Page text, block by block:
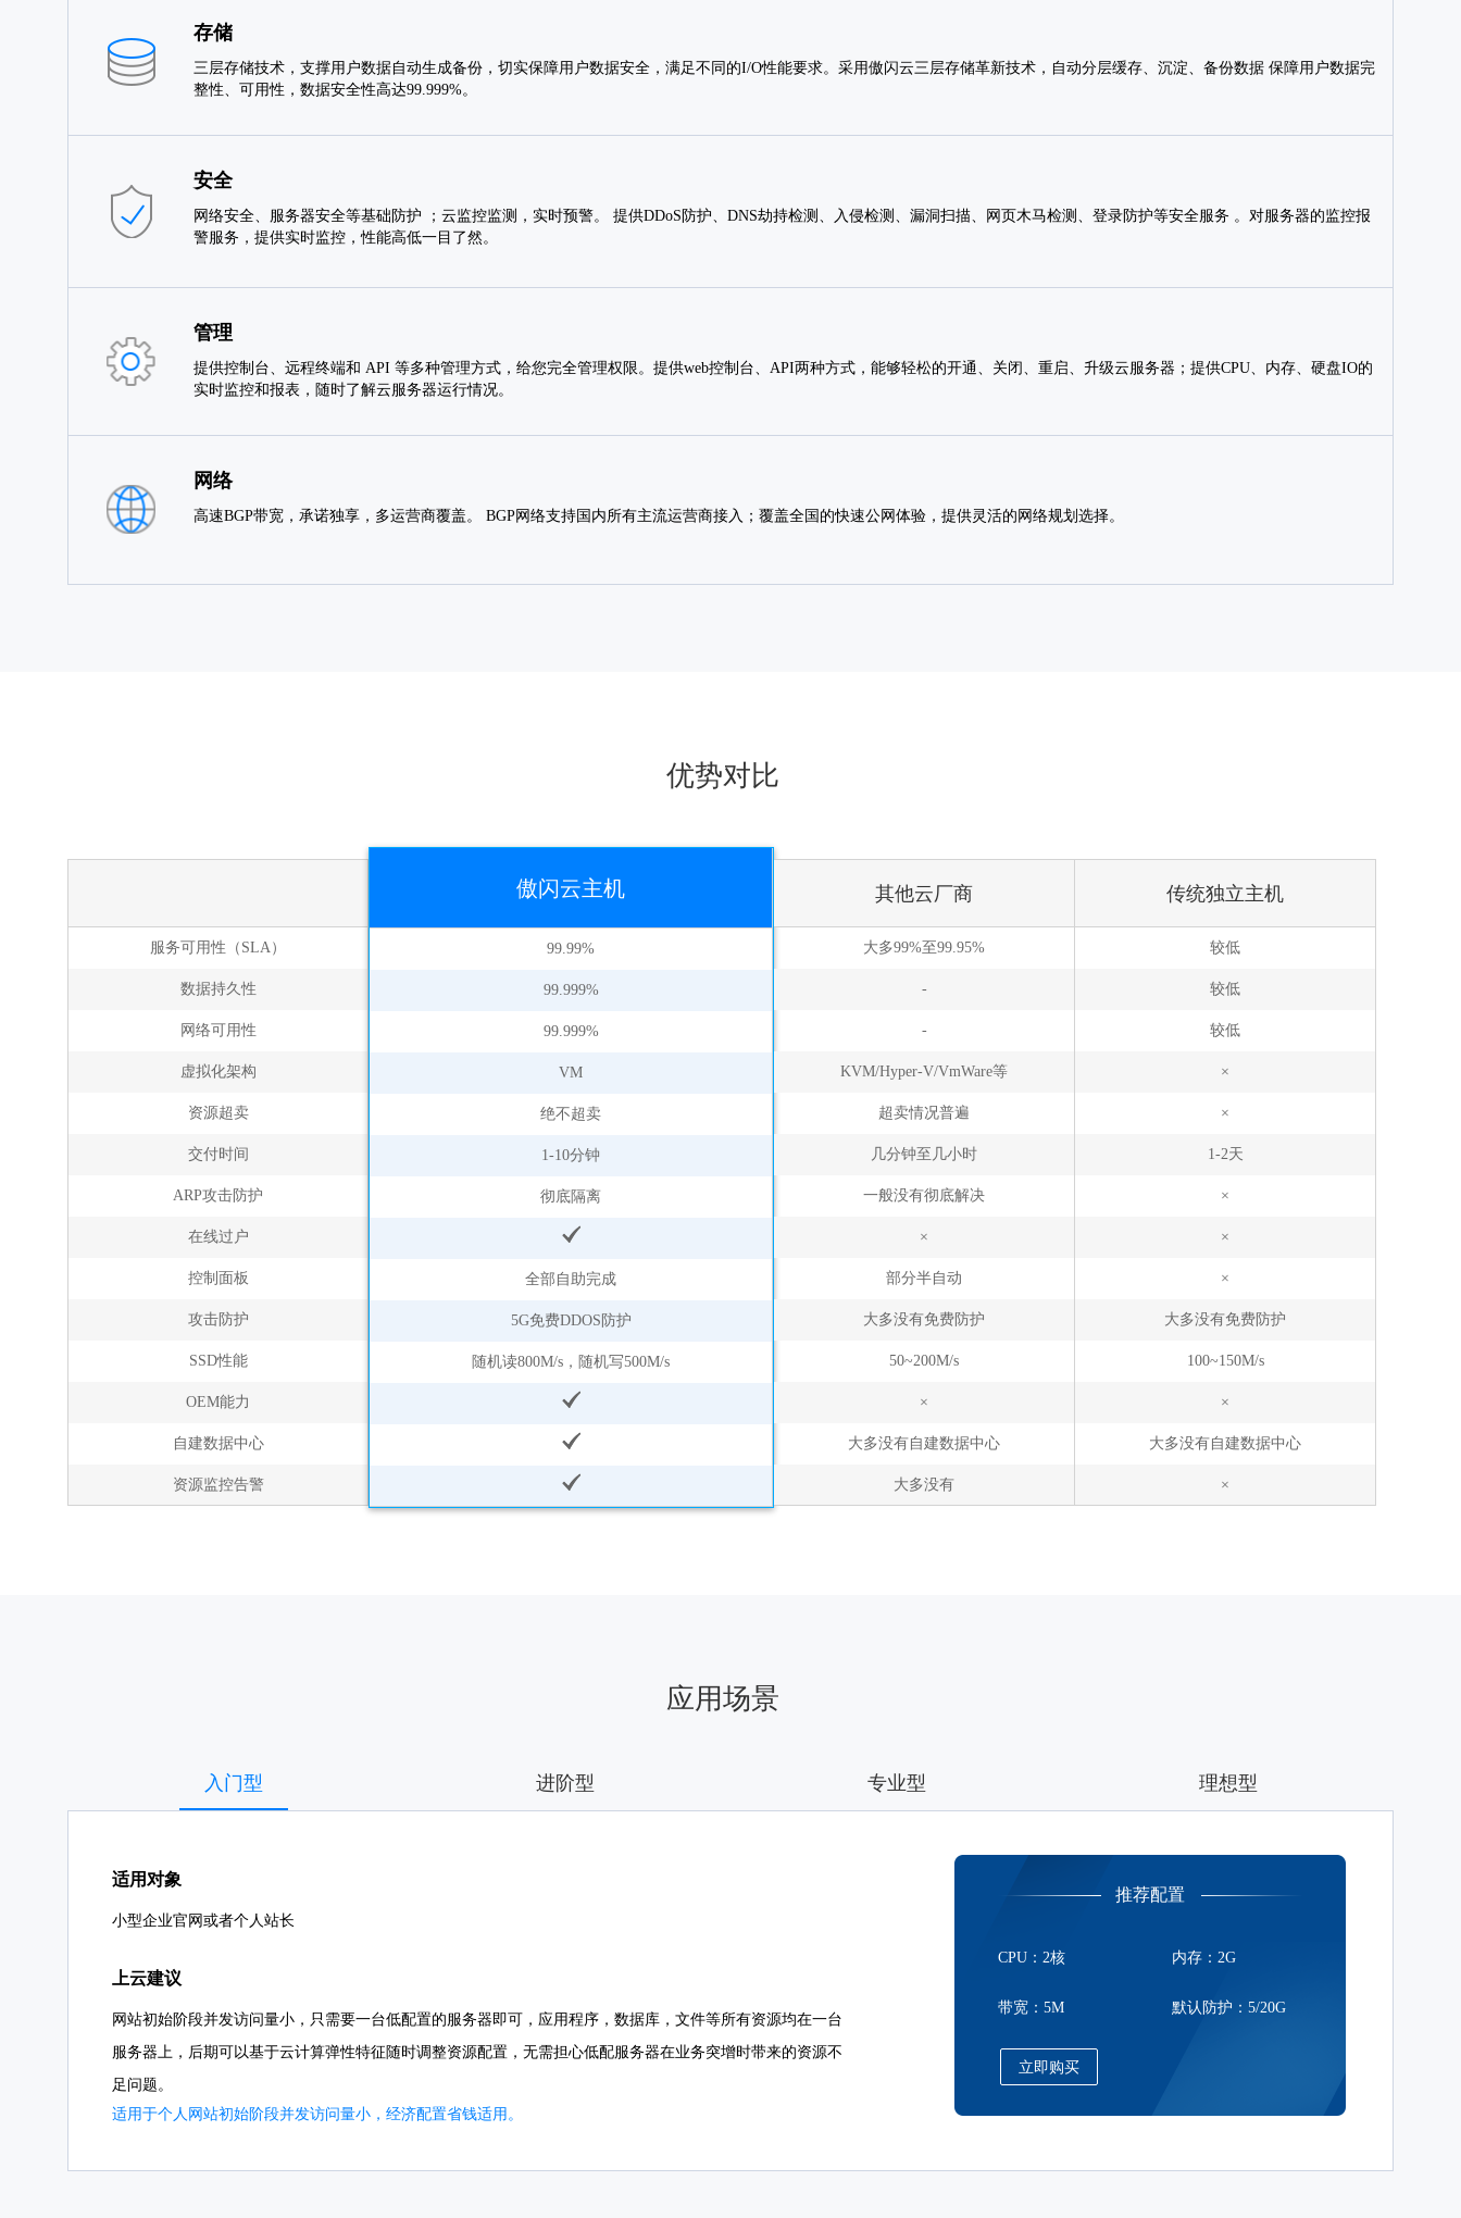
存储
三层存储技术，支撑用户数据自动生成备份，切实保障用户数据安全，满足不同的I/O性能要求。采用傲闪云三层存储革新技术，自动分层缓存、沉淀、备份数据 保障用户数据完
整性、可用性，数据安全性高达99.999%。
安全
网络安全、服务器安全等基础防护 ；云监控监测，实时预警。 提供DDoS防护、DNS劫持检测、入侵检测、漏洞扫描、网页木马检测、登录防护等安全服务 。对服务器的监控报
警服务，提供实时监控，性能高低一目了然。
管理
提供控制台、远程终端和 API 等多种管理方式，给您完全管理权限。提供web控制台、API两种方式，能够轻松的开通、关闭、重启、升级云服务器；提供CPU、内存、硬盘IO的
实时监控和报表，随时了解云服务器运行情况。
网络
高速BGP带宽，承诺独享，多运营商覆盖。 BGP网络支持国内所有主流运营商接入；覆盖全国的快速公网体验，提供灵活的网络规划选择。
优势对比
服务可用性（SLA）
数据持久性
网络可用性
虚拟化架构
资源超卖
交付时间
ARP攻击防护
在线过户
控制面板
攻击防护
SSD性能
OEM能力
自建数据中心
资源监控告警
傲闪云主机
99.99%
99.999%
99.999%
VM
绝不超卖
1-10分钟
彻底隔离
全部自助完成
5G免费DDOS防护
随机读800M/s，随机写500M/s
其他云厂商
大多99%至99.95%
-
-
KVM/Hyper-V/VmWare等
超卖情况普遍
几分钟至几小时
一般没有彻底解决
×
部分半自动
大多没有免费防护
50~200M/s
×
大多没有自建数据中心
大多没有
传统独立主机
较低
较低
较低
×
×
1-2天
×
×
×
大多没有免费防护
100~150M/s
×
大多没有自建数据中心
×
应用场景
入门型
适用对象
小型企业官网或者个人站长
上云建议
网站初始阶段并发访问量小，只需要一台低配置的服务器即可，应用程序，数据库，文件等所有资源均在一台
服务器上，后期可以基于云计算弹性特征随时调整资源配置，无需担心低配服务器在业务突增时带来的资源不
足问题。
适用于个人网站初始阶段并发访问量小，经济配置省钱适用。
推荐配置
CPU：2核 内存：2G
带宽：5M 默认防护：5/20G
立即购买
进阶型 专业型 理想型